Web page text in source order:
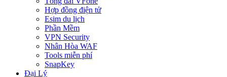
Hợp đồng điện tử
Esim du lịch
Phần Mềm
VPN Security
Nhân Hòa WAF
Tools miễn phí
SnapKey
Đại Lý